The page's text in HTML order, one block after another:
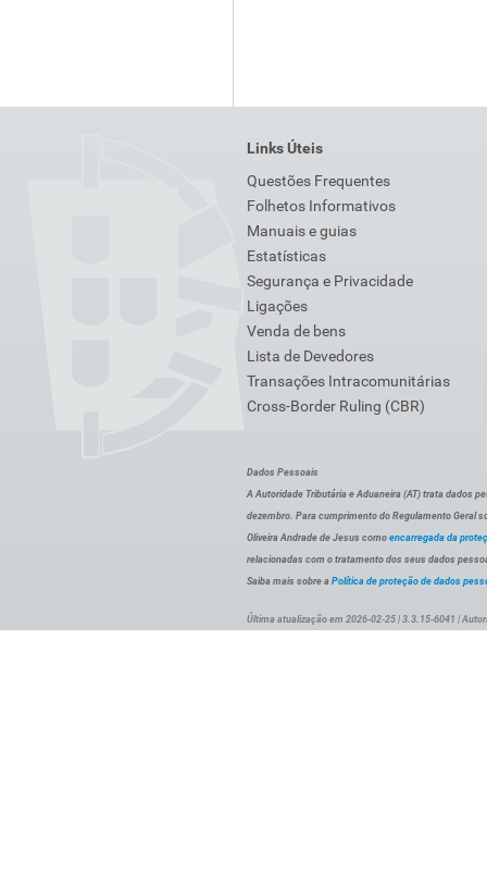
Links Úteis
Questões Frequentes
Folhetos Informativos
Manuais e guias
Estatísticas
Segurança e Privacidade
Ligações
Venda de bens
Lista de Devedores
Transações Intracomunitárias
Cross-Border Ruling (CBR)
Dados Pessoais
A Autoridade Tributária e Aduaneira (AT) trata dados
dezembro. Para cumprimento do Regulamento Geral
Oliveira Andrade de Jesus como encarregada da
relacionadas com o tratamento dos seus dados
Saiba mais sobre a Política de proteção de dados
Última atualização em 2026-02-25 | 3.3.15-6041 |